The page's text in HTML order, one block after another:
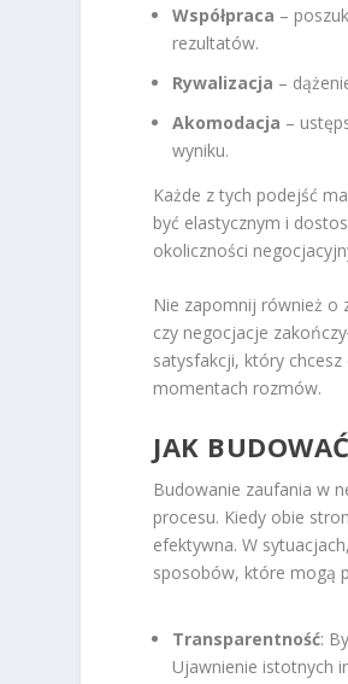
Współpraca –
rezultatów.
Rywalizacja –
Akomodacja –
wyniku.
Każde z tych podejść
być elastycznym i
okoliczności
Nie zapomnij również o
czy negocjacje
satysfakcji, który
momentach rozmów.
JAK
Budowanie zaufania w
procesu. Kiedy obie
efektywna. W
sposobów, które mogą
Transparentność:
Ujawnienie istotnych